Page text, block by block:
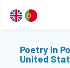
Poetry in
United